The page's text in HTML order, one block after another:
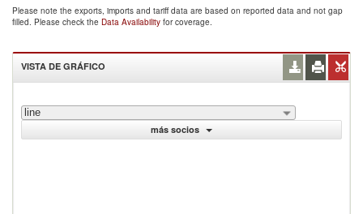
Please note the exports, imports and tariff data are based on reported data and not gap
filled. Please check the Data Availability for coverage.
VISTA DE GRÁFICO
line
más socios